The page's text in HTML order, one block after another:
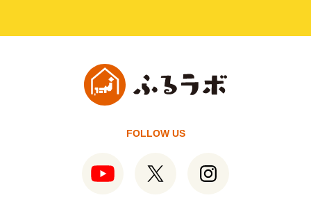
FOLLOW US